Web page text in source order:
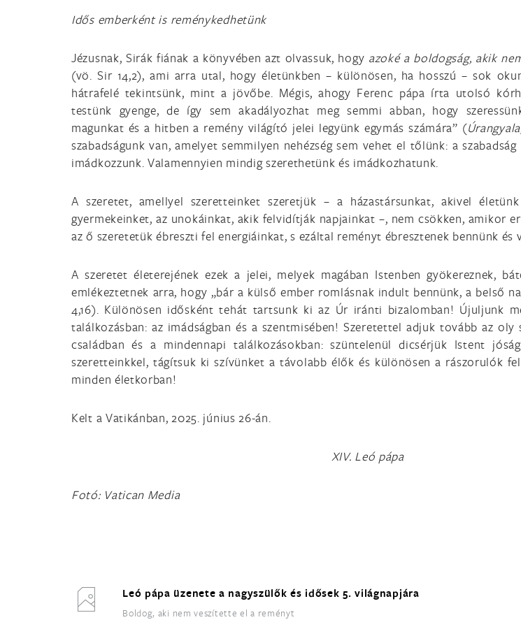
Idős emberként is reménykedhetünk
Jézusnak, Sirák fiának a könyvében azt olvassuk, hogy azoké a boldogság, akik
(vö. Sir 14,2), ami arra utal, hogy életünkben – különösen, ha hosszú – sok
hátrafelé tekintsünk, mint a jövőbe. Mégis, ahogy Ferenc pápa írta utolsó
testünk gyenge, de így sem akadályozhat meg semmi abban, hogy
magunkat és a hitben a remény világító jelei legyünk egymás számára” (
szabadságunk van, amelyet semmilyen nehézség sem vehet el tőlünk: a
imádkozzunk. Valamennyien mindig szerethetünk és imádkozhatunk.
A szeretet, amellyel szeretteinket szeretjük – a házastársunkat, akivel
gyermekeinket, az unokáinkat, akik felvidítják napjainkat –, nem csökken, amikor
az ő szeretetük ébreszti fel energiáinkat, s ezáltal reményt ébresztenek bennünk és
A szeretet életerejének ezek a jelei, melyek magában Istenben gyökereznek,
emlékeztetnek arra, hogy „bár a külső ember romlásnak indult bennünk, a belső
4,16). Különösen idősként tehát tartsunk ki az Úr iránti bizalomban! Újuljunk
találkozásban: az imádságban és a szentmisében! Szeretettel adjuk tovább az
családban és a mindennapi találkozásokban: szüntelenül dicsérjük Istent
szeretteinkkel, tágítsuk ki szívünket a távolabb élők és különösen a rászorulók
minden életkorban!
Kelt a Vatikánban, 2025. június 26-án.
XIV. Leó pápa
Fotó: Vatican Media
Leó pápa üzenete a nagyszülők és idősek 5. világnapjára
Boldog, aki nem veszítette el a reményt